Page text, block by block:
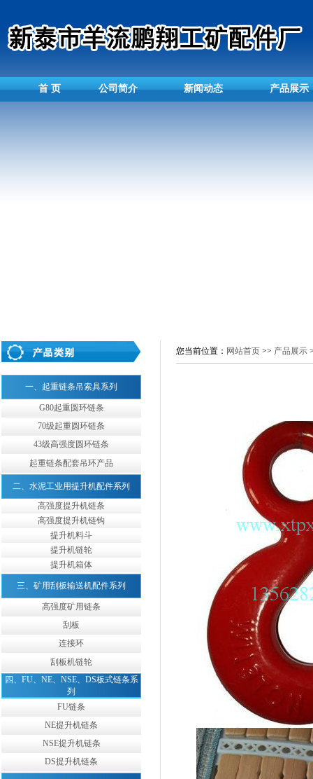
首 页 公司简介 新闻动态 产品展示
一、起重链条吊索具系列
G80起重圆环链条
70级起重圆环链条
43级高强度圆环链条
起重链条配套吊环产品
二、水泥工业用提升机配件系列
高强度提升机链条
高强度提升机链钩
提升机料斗
提升机链轮
提升机箱体
三、矿用刮板输送机配件系列
高强度矿用链条
刮板
连接环
刮板机链轮
四、FU、NE、NSE、DS板式链条系
列
FU链条
NE提升机链条
NSE提升机链条
DS提升机链条
您当前位置： 网站首页 >> 产品展示